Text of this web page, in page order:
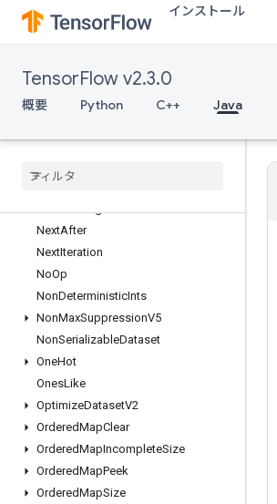
インストール
TensorFlow v2.3.0
概要 Python C++ Java
MutableDenseHashTable
MutableHashTable
Mutex
MutexLock
NcclBroadcast
NextAfter
NextIteration
NoOp
NonDeterministicInts
NonMaxSuppressionV5
NonSerializableDataset
OneHot
OnesLike
OptimizeDatasetV2
OrderedMapClear
OrderedMapIncompleteSize
OrderedMapPeek
OrderedMapSize